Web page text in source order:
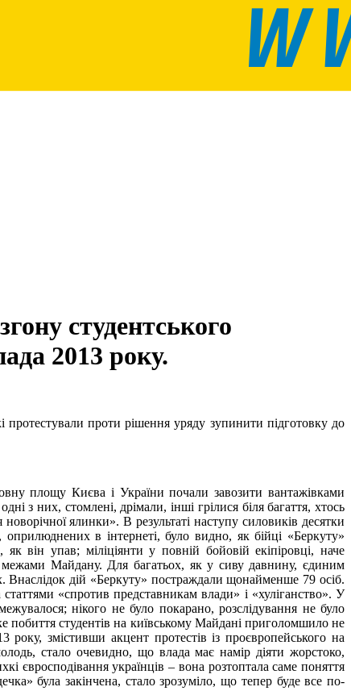
студентського
2013 року.
протестували проти рішення уряду зупинити підготовку до
площу Києва і України почали завозити вантажівками
з них, стомлені, дрімали, інші грілися біля багаття, хтось
ялинки». В результаті наступу силовиків десятки
в інтернеті, було видно, як бійці «Беркуту»
він упав; міліціянти у повній бойовій екіпіровці, наче
межами Майдану. Для багатьох, як у сиву давнину, єдиним
Внаслідок дій «Беркуту» постраждали щонайменше 79 осіб.
«спротив представникам влади» і «хуліганство». У
нікого не було покарано, розслідування не було
побиття студентів на київському Майдані приголомшило не
року, змістивши акцент протестів із проєвропейського на
стало очевидно, що влада має намір діяти жорстоко,
євросподівання українців – вона розтоптала саме поняття
була закінчена, стало зрозуміло, що тепер буде все по-